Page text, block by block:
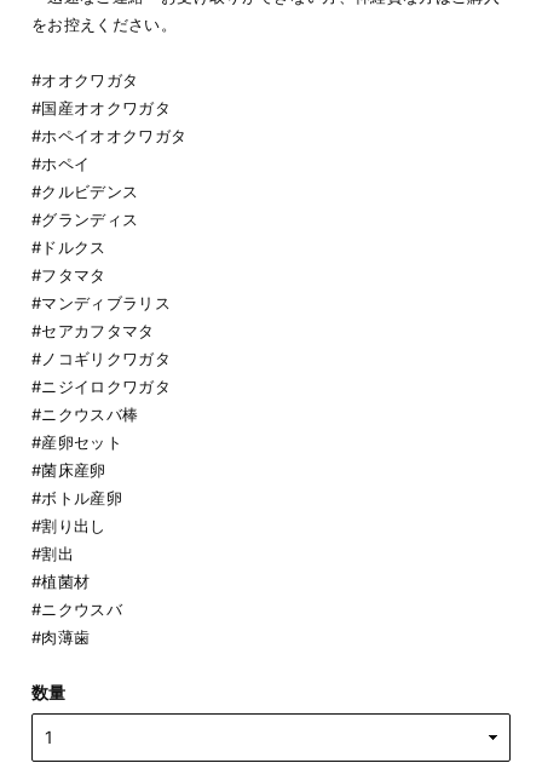
をお控えください。
#オオクワガタ
#国産オオクワガタ
#ホペイオオクワガタ
#ホペイ
#クルビデンス
#グランディス
#ドルクス
#フタマタ
#マンディブラリス
#セアカフタマタ
#ノコギリクワガタ
#ニジイロクワガタ
#ニクウスバ棒
#産卵セット
#菌床産卵
#ボトル産卵
#割り出し
#割出
#植菌材
#ニクウスバ
#肉薄歯
数量